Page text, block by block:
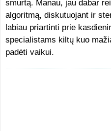
smurtą. Manau, jau dabar
algoritmą, diskutuojant ir
labiau priartinti prie
specialistams kiltų kuo
padėti vaikui.